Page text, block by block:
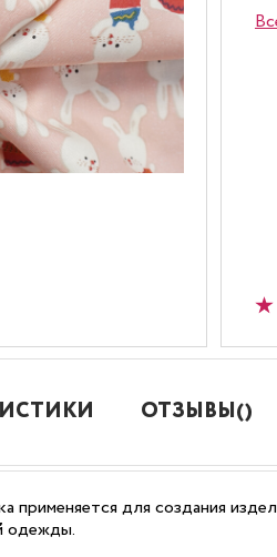
ОТЗЫВЫ()
применяется для создания
одежды.